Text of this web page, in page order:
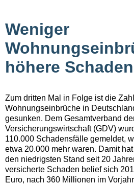
Weniger
höhere
Zum dritten Mal in Folge ist die
Wohnungseinbrüche in
gesunken. Dem Gesamtverband
Versicherungswirtschaft (GDV)
110.000 Schadensfälle gemeldet,
etwa 20.000 mehr waren. Damit
den niedrigsten Stand seit 20
versicherte Schaden belief sich
Euro, nach 360 Millionen im